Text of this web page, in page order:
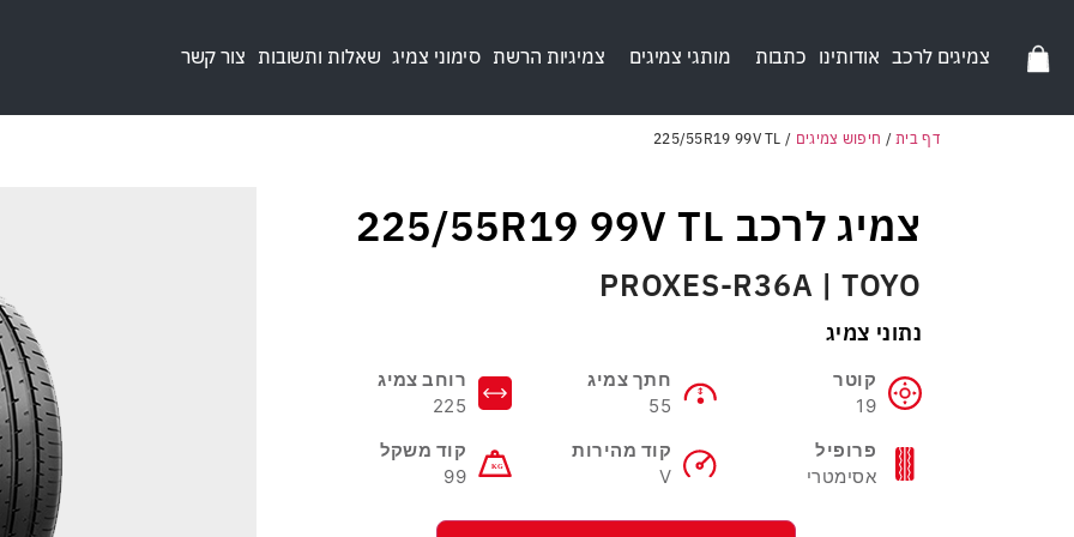
צמיגים לרכב אודותינו כתבות מותגי צמיגים צמיגיות הרשת סימוני צמיג שאלות ותשובות צור קשר
דף בית/ חיפוש צמיגים /
225/55R19 99V TL
צמיג לרכב 225/55R19 99V TL
PROXES-R36A | TOYO
נתוני צמיג
קוטר
19
חתך צמיג
55
רוחב צמיג
225
פרופיל
אסימטרי
קוד מהירות
V
קוד משקל
99